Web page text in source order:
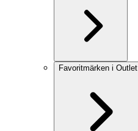
Favoritmärken i Outlet